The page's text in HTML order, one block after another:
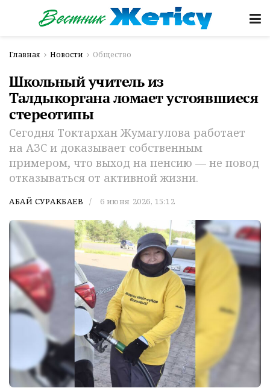
Главная Новости Общество
Школьный учитель из
Талдыкоргана ломает устоявшиеся
стереотипы
Сегодня Токтархан Жумагулова работает
на АЗС и доказывает собственным
примером, что выход на пенсию — не повод
отказываться от активной жизни.
АБАЙ СУРАКБАЕВ 6 июня 2026, 15:12